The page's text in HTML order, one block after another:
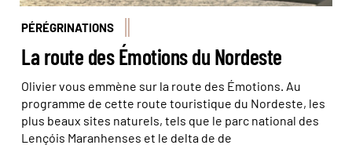
PÉRÉGRINATIONS
La route des Émotions du Nordeste
Olivier vous emmène sur la route des Émotions. Au
programme de cette route touristique du Nordeste, les
plus beaux sites naturels, tels que le parc national des
Lençóis Maranhenses et le delta de de